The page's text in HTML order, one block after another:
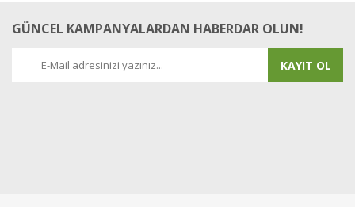
GÜNCEL KAMPANYALARDAN HABERDAR OLUN!
KAYIT OL